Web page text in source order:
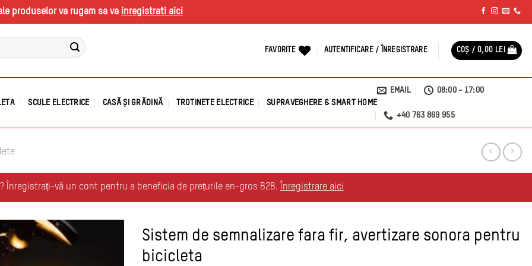
produselor va rugam sa va inregistrati aici
FAVORITE AUTENTIFICARE / ÎNREGISTRARE COȘ / 0,00 LEI
SCULE ELECTRICE CASĂ ȘI GRĂDINĂ TROTINETE ELECTRICE SUPRAVEGHERE & SMART HOME
EMAIL 08:00 - 17:00
+40 763 869 955
Înregistrați-vă un cont pentru a beneficia de prețurile en-gros B2B. Înregistrare aici
Sistem de semnalizare fara fir, avertizare sonora pentru
bicicleta